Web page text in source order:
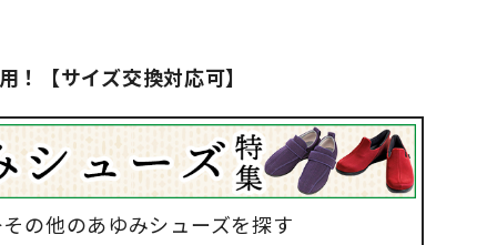
！【サイズ交換対応可】
の他のあゆみシューズを探す